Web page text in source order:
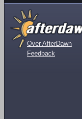
Over AfterDawn
Feedback